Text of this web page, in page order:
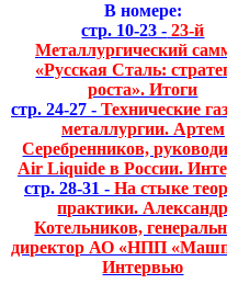
В номере:
стр. 10-23 - 23-й
Металлургический
«Русская Сталь:
роста». Итоги
стр. 24-27 - Технические
металлургии. Артем
Серебренников,
Air Liquide в России.
стр. 28-31 - На стыке
практики. Александр
Котельников,
директор АО «НПП
Интервью